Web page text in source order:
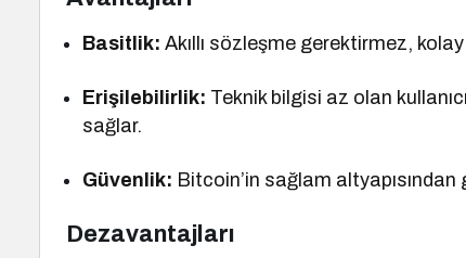
Basitlik: Akıllı sözleşme gerektirmez,
Erişilebilirlik: Teknik bilgisi az olan
sağlar.
Güvenlik: Bitcoin’in sağlam altyapısından
Dezavantajları